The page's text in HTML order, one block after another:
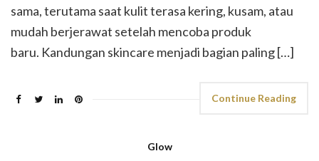
sama, terutama saat kulit terasa kering, kusam, atau
mudah berjerawat setelah mencoba produk
baru. Kandungan skincare menjadi bagian paling […]
Continue Reading
Glow